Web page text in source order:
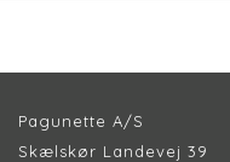
Pagunette A/S
Skælskør Landevej 39